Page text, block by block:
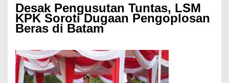
Desak Pengusutan Tuntas, LSM
KPK Soroti Dugaan Pengoplosan
Beras di Batam